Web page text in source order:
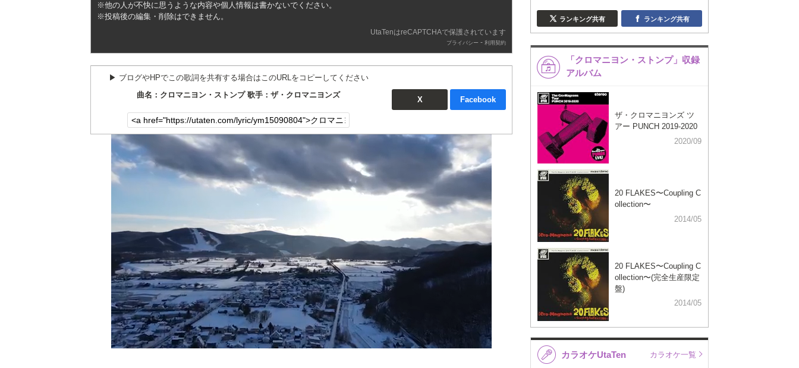
※他の人が不快に思うような内容や個人情報は書かないでください。
※投稿後の編集・削除はできません。
UtaTenはreCAPTCHAで保護されています
プライバシー - 利用契約
▶︎ ブログやHPでこの歌詞を共有する場合はこのURLをコピーしてください
曲名：クロマニヨン・ストンプ 歌手：ザ・クロマニヨンズ
X Facebook
ランキング共有 ランキング共有
「クロマニヨン・ストンプ」収録
アルバム
ザ・クロマニヨンズ ツ
アー PUNCH 2019-2020
2020/09
20 FLAKES〜Coupling C
ollection〜
2014/05
20 FLAKES〜Coupling C
ollection〜(完全生産限定
盤)
2014/05
カラオケUtaTen カラオケ一覧